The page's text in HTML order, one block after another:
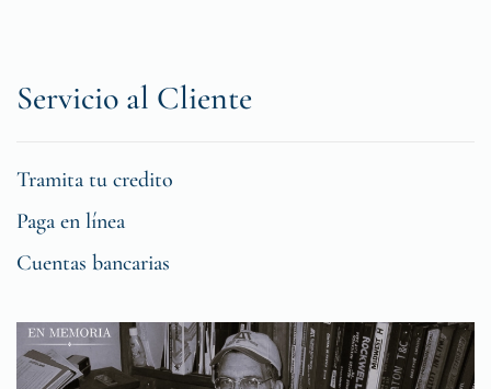
Servicio al Cliente
Tramita tu credito
Paga en línea
Cuentas bancarias